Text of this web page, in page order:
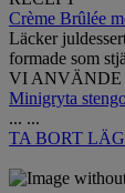
Crème Brûlée
Läcker
formade som
VI ANVÄNDE
Minigryta
... ...
TA BORT